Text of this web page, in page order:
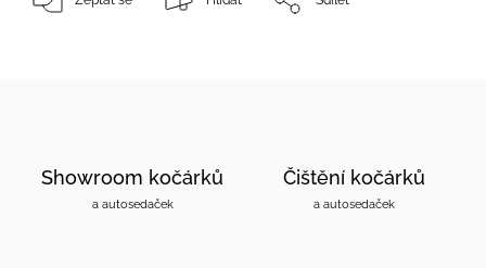
Showroom kočárků
a autosedaček
Čištění kočárků
a autosedaček